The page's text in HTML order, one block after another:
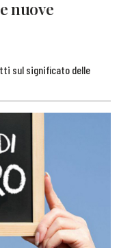
nuove
sul significato delle